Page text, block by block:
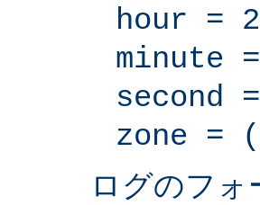
hour =
minute
second
zone
ログのフ